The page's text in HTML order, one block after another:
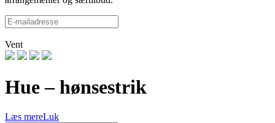
Vent
Hue – hønsestrik
Læs mereLuk